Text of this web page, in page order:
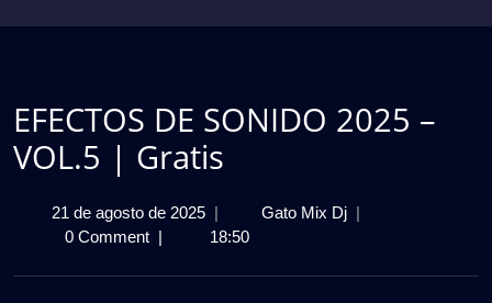
EFECTOS DE SONIDO 2025 –
VOL.5 | Gratis
21 de agosto de 202521
de
| Gato Mix DjEFECTOS
|
0 Comment | 18:50